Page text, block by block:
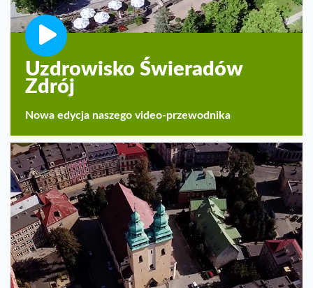
Uzdrowisko Świeradów
Zdrój
Nowa edycja naszego video-przewodnika